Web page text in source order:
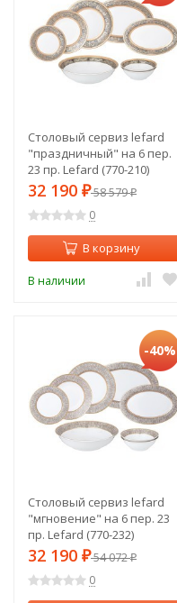
Столовый сервиз lefard
"праздничный" на 6 пер.
23 пр. Lefard (770-210)
32 190 ₽58 579₽
0
В корзину
В наличии
-40%
Столовый сервиз lefard
"мгновение" на 6 пер. 23
пр. Lefard (770-232)
32 190 ₽54 072₽
0